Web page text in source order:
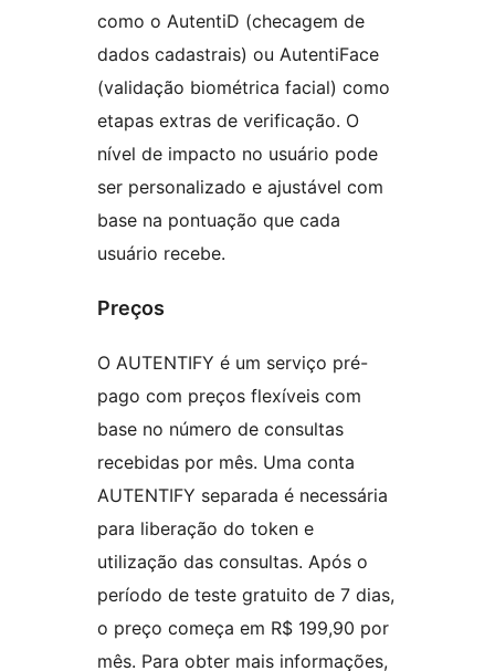
como o AutentiD (checagem de
dados cadastrais) ou AutentiFace
(validação biométrica facial) como
etapas extras de verificação. O
nível de impacto no usuário pode
ser personalizado e ajustável com
base na pontuação que cada
usuário recebe.
Preços
O AUTENTIFY é um serviço pré-
pago com preços flexíveis com
base no número de consultas
recebidas por mês. Uma conta
AUTENTIFY separada é necessária
para liberação do token e
utilização das consultas. Após o
período de teste gratuito de 7 dias,
o preço começa em R$ 199,90 por
mês. Para obter mais informações,